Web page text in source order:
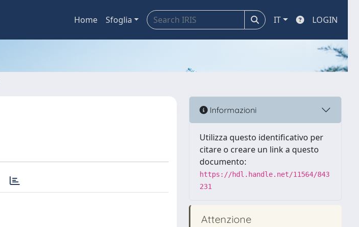
Home Sfoglia IT LOGIN
Informazioni
Utilizza questo identificativo per
citare o creare un link a questo
documento:
https://hdl.handle.net/11564/843
231
Attenzione